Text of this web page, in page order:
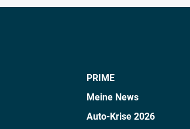
PRIME
Meine News
Auto-Krise 2026